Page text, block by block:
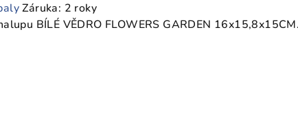
Záruka: 2 roky
BÍLÉ VĚDRO FLOWERS GARDEN